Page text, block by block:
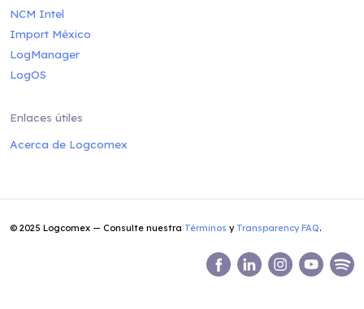
NCM Intel
Import México
LogManager
LogOS
Enlaces útiles
Acerca de Logcomex
© 2025 Logcomex — Consulte nuestra Términos y Transparency FAQ.